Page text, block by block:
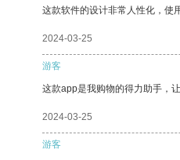
这款软件的设计非常人性化，使
2024-03-25
游客
这款app是我购物的得力助手，
2024-03-25
游客